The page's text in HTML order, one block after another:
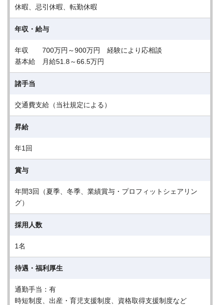
休暇、忌引休暇、転勤休暇
年収・給与
年収 700万円～900万円 経験により応相談
基本給 月給51.8～66.5万円
諸手当
交通費支給（当社規定による）
昇給
年1回
賞与
年間3回（夏季、冬季、業績賞与・プロフィットシェアリン
グ）
採用人数
1名
待遇・福利厚生
通勤手当：有
時短制度、出産・育児支援制度、資格取得支援制度など